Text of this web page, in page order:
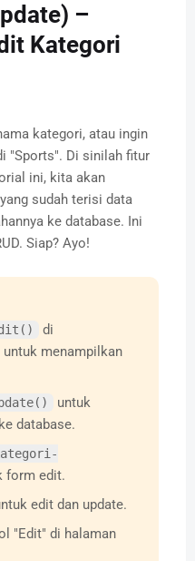
–
Kategori
kategori, atau ingin
"Sports". Di sinilah fitur
ini, kita akan
sudah terisi data
ke database. Ini
Siap? Ayo!
di
untuk menampilkan
untuk
database.
form edit.
edit dan update.
"Edit" di halaman